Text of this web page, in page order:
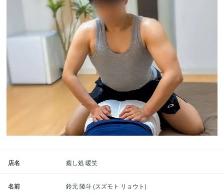
店名 癒し処 暖笑
名前 鈴元 陵斗 (スズモト リョウト)